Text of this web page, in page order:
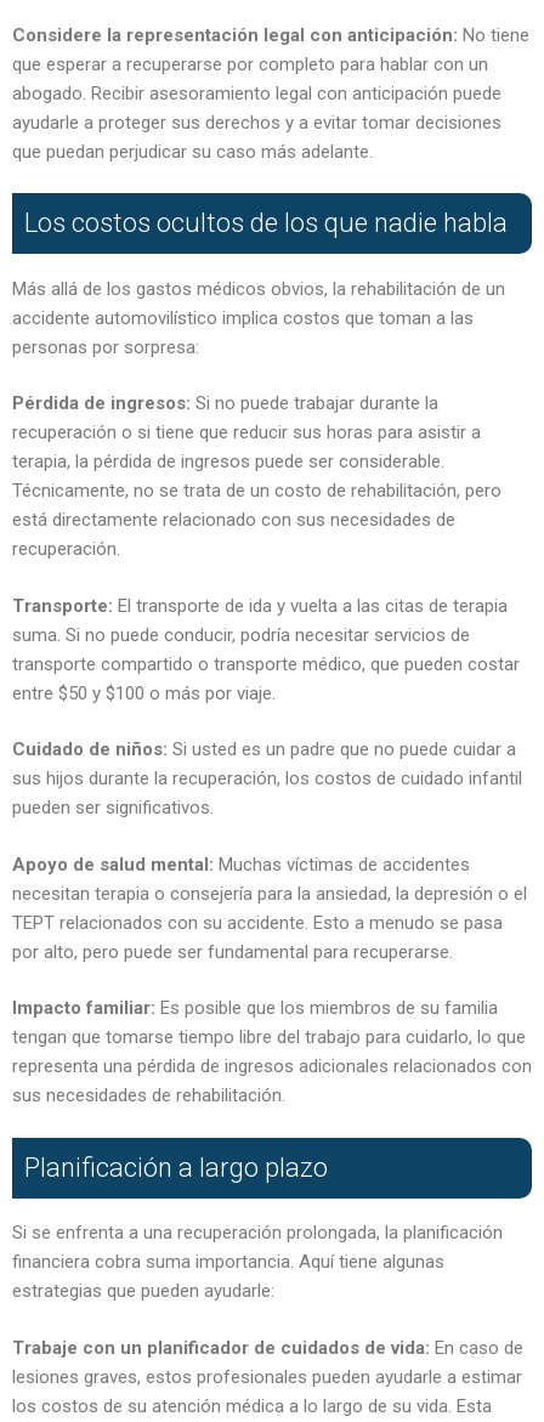
Considere la representación legal con anticipación: No tiene
que esperar a recuperarse por completo para hablar con un
abogado. Recibir asesoramiento legal con anticipación puede
ayudarle a proteger sus derechos y a evitar tomar decisiones
que puedan perjudicar su caso más adelante.
Los costos ocultos de los que nadie habla
Más allá de los gastos médicos obvios, la rehabilitación de un
accidente automovilístico implica costos que toman a las
personas por sorpresa:
Pérdida de ingresos: Si no puede trabajar durante la
recuperación o si tiene que reducir sus horas para asistir a
terapia, la pérdida de ingresos puede ser considerable.
Técnicamente, no se trata de un costo de rehabilitación, pero
está directamente relacionado con sus necesidades de
recuperación.
Transporte: El transporte de ida y vuelta a las citas de terapia
suma. Si no puede conducir, podría necesitar servicios de
transporte compartido o transporte médico, que pueden costar
entre $50 y $100 o más por viaje.
Cuidado de niños: Si usted es un padre que no puede cuidar a
sus hijos durante la recuperación, los costos de cuidado infantil
pueden ser significativos.
Apoyo de salud mental: Muchas víctimas de accidentes
necesitan terapia o consejería para la ansiedad, la depresión o el
TEPT relacionados con su accidente. Esto a menudo se pasa
por alto, pero puede ser fundamental para recuperarse.
Impacto familiar: Es posible que los miembros de su familia
tengan que tomarse tiempo libre del trabajo para cuidarlo, lo que
representa una pérdida de ingresos adicionales relacionados con
sus necesidades de rehabilitación.
Planificación a largo plazo
Si se enfrenta a una recuperación prolongada, la planificación
financiera cobra suma importancia. Aquí tiene algunas
estrategias que pueden ayudarle:
Trabaje con un planificador de cuidados de vida: En caso de
lesiones graves, estos profesionales pueden ayudarle a estimar
los costos de su atención médica a lo largo de su vida. Esta